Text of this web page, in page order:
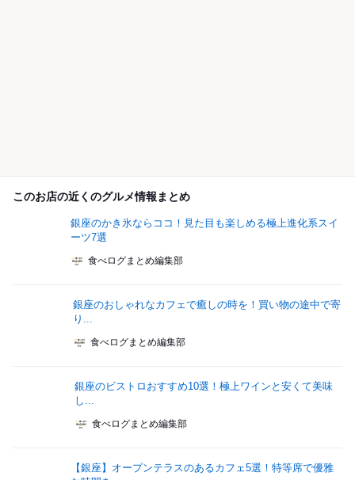
このお店の近くのグルメ情報まとめ
銀座のかき氷ならココ！見た目も楽しめる極上進化系スイ
ーツ7選
食べログまとめ編集部
銀座のおしゃれなカフェで癒しの時を！買い物の途中で寄
り...
食べログまとめ編集部
銀座のビストロおすすめ10選！極上ワインと安くて美味
し...
食べログまとめ編集部
【銀座】オープンテラスのあるカフェ5選！特等席で優雅